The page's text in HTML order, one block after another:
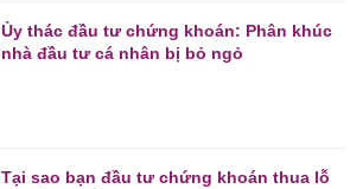
Ủy thác đầu tư chứng khoán: Phân khúc
nhà đầu tư cá nhân bị bỏ ngỏ
Tại sao bạn đầu tư chứng khoán thua lỗ